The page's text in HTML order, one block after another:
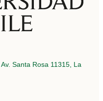
Av. Santa Rosa 11315, La